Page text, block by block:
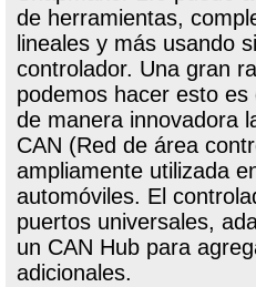
de herramientas,
lineales y más usando
controlador. Una gran
podemos hacer esto
de manera innovadora
CAN (Red de área
ampliamente utilizada
automóviles. El
puertos universales,
un CAN Hub para
adicionales.